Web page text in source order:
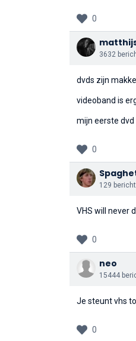
0
3632
dvds zijn
videoband is
mijn eerste
0
129
VHS will never
0
neo
15444
Je steunt vhs
0